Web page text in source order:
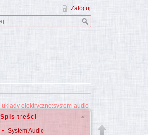
Zaloguj
uklady-elektryczne:system-audio
Spis treści
System Audio